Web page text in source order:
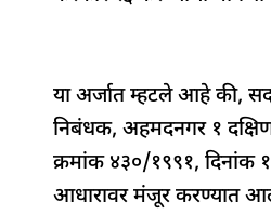
या अर्जात म्हटले आहे की,
निबंधक, अहमदनगर १
क्रमांक ४३०/१९९१, दिनांक
आधारावर मंजूर करण्यात